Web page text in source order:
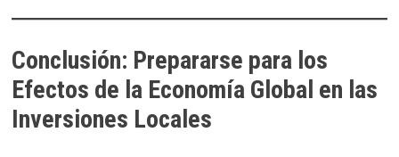
Conclusión: Prepararse para los
Efectos de la Economía Global en las
Inversiones Locales